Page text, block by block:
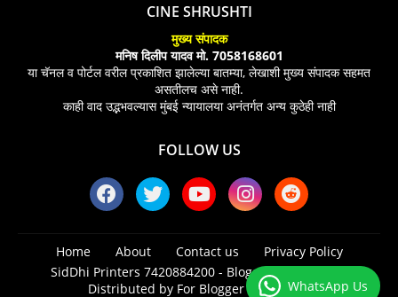
CINE SHRUSHTI
मुख्य संपादक
मनिष दिलीप यादव मो. 7058168601
या चॅनल व पोर्टल वरील प्रकाशित झालेल्या बातम्या, लेखाशी मुख्य संपादक सहमत
असतीलच असे नाही.
काही वाद उद्भभवल्यास मुंबई न्यायालया अनंतर्गत अन्य कुठेही नाही
FOLLOW US
Home About Contact us
Privacy Policy
SidDhi Printers 7420884200 - Blogger Templates|
Distributed by For Blogger TemplatesWhatsApp Us